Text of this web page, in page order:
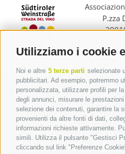
Utilizziamo i cookie
Noi e altre 5 terze parti selezionate
pubblicitari. Ad esempio, potremmo
personalizzata, utilizzare profili per
degli annunci, misurare le
selezione dei contenuti, garantire la
provenienti da altre fonti di dati,
informazioni richieste attivamente.
simili. Utilizza il pulsante "Gestisci
cliccando sul link "Preferenze
P.zza